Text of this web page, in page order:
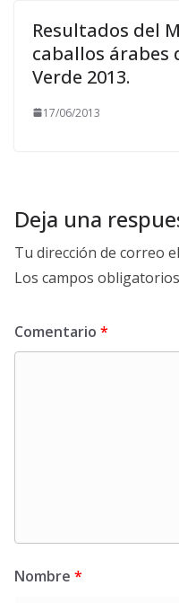
Resultados del
caballos árabes
Verde 2013.
17/06/2013
Deja una
Tu dirección de correo
Los campos
Comentario *
Nombre *